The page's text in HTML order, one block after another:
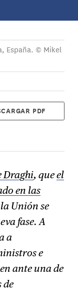
España. © Mikel
PDF
Draghi, queel
en las
Unión se
fase. A
a
e
ante una de
de